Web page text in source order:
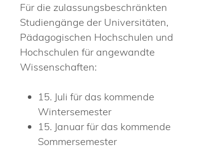
Für die zulassungsbeschränkten
Studiengänge der Universitäten,
Pädagogischen Hochschulen und
Hochschulen für angewandte
Wissenschaften:
15. Juli für das kommende
Wintersemester
15. Januar für das kommende
Sommersemester